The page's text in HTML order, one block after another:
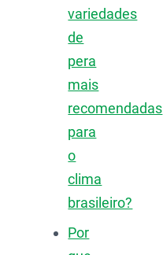
variedades
de
pera
mais
recomendadas
para
o
clima
brasileiro?
Por